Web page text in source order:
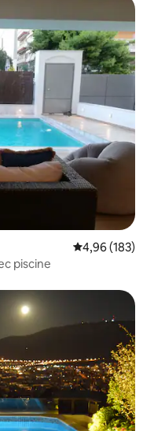
Évaluation
4,96 (183)
piscine